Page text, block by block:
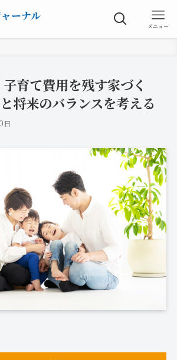
メニュー
子育て費用を残す家づく
将来のバランスを考える
日